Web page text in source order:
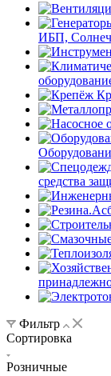
ИБП,
средства
Фильтр
Сортировка
Розничные